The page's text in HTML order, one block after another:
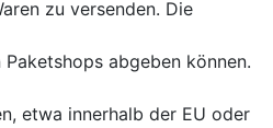
zu versenden. Die
abgeben können.
etwa innerhalb der EU oder